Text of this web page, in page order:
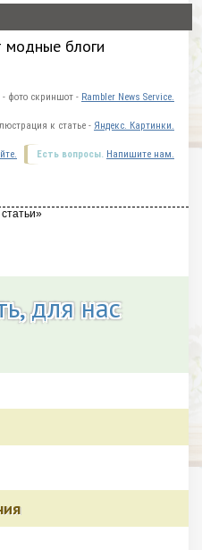
- фото скриншот - Rambler News Service.
к статье - Яндекс. Картинки.
Есть вопросы. Напишите нам.
для нас